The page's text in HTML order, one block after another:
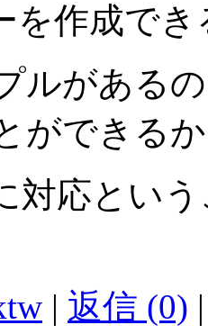
を作成で
ルがある
ができる
対応とい
| 返信 (0)